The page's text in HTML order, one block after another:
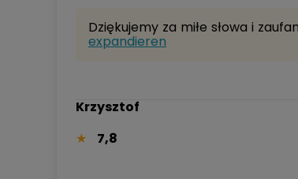
expandieren
Krzysztof
7,8